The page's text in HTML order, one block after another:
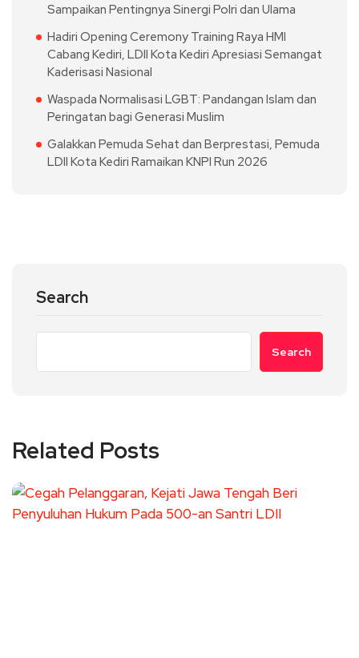
Sampaikan Pentingnya Sinergi Polri dan Ulama
Hadiri Opening Ceremony Training Raya HMI
Cabang Kediri, LDII Kota Kediri Apresiasi Semangat
Kaderisasi Nasional
Waspada Normalisasi LGBT: Pandangan Islam dan
Peringatan bagi Generasi Muslim
Galakkan Pemuda Sehat dan Berprestasi, Pemuda
LDII Kota Kediri Ramaikan KNPI Run 2026
Search
Search
Related Posts